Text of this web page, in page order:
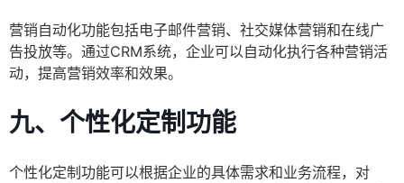
营销自动化功能包括电子邮件营销、社交媒体营销和在线广
告投放等。通过CRM系统，企业可以自动化执行各种营销活
动，提高营销效率和效果。
九、个性化定制功能
个性化定制功能可以根据企业的具体需求和业务流程，对